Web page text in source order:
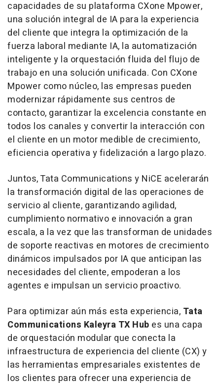
capacidades de su plataforma CXone Mpower,
una solución integral de IA para la experiencia
del cliente que integra la optimización de la
fuerza laboral mediante IA, la automatización
inteligente y la orquestación fluida del flujo de
trabajo en una solución unificada. Con CXone
Mpower como núcleo, las empresas pueden
modernizar rápidamente sus centros de
contacto, garantizar la excelencia constante en
todos los canales y convertir la interacción con
el cliente en un motor medible de crecimiento,
eficiencia operativa y fidelización a largo plazo.
Juntos, Tata Communications y NiCE acelerarán
la transformación digital de las operaciones de
servicio al cliente, garantizando agilidad,
cumplimiento normativo e innovación a gran
escala, a la vez que las transforman de unidades
de soporte reactivas en motores de crecimiento
dinámicos impulsados por IA que anticipan las
necesidades del cliente, empoderan a los
agentes e impulsan un servicio proactivo.
Para optimizar aún más esta experiencia, Tata
Communications Kaleyra TX Hub es una capa
de orquestación modular que conecta la
infraestructura de experiencia del cliente (CX) y
las herramientas empresariales existentes de
los clientes para ofrecer una experiencia de